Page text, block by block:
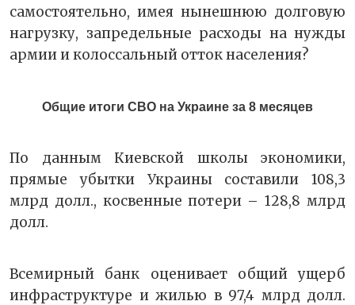
самостоятельно, имея нынешнюю долговую
нагрузку, запредельные расходы на нужды
армии и колоссальный отток населения?
Общие итоги СВО на Украине за 8 месяцев
По данным Киевской школы экономики,
прямые убытки Украины составили 108,3
млрд долл., косвенные потери – 128,8 млрд
долл.
Всемирный банк оценивает общий ущерб
инфраструктуре и жилью в 97,4 млрд долл.